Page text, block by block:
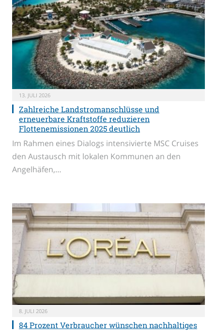
13. JULI 2026
Zahlreiche Landstromanschlüsse und
erneuerbare Kraftstoffe reduzieren
Flottenemissionen 2025 deutlich
Im Rahmen eines Dialogs intensivierte MSC Cruises
den Austausch mit lokalen Kommunen an den
Angelhäfen,…
8. JULI 2026
84 Prozent Verbraucher wünschen nachhaltiges